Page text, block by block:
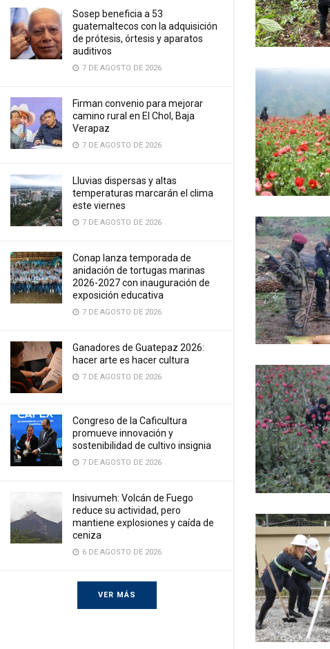
Sosep beneficia a 53
guatemaltecos con la adquisición
de prótesis, órtesis y aparatos
auditivos
7 DE AGOSTO DE 2026
Firman convenio para mejorar
camino rural en El Chol, Baja
Verapaz
7 DE AGOSTO DE 2026
Lluvias dispersas y altas
temperaturas marcarán el clima
este viernes
7 DE AGOSTO DE 2026
Conap lanza temporada de
anidación de tortugas marinas
2026-2027 con inauguración de
exposición educativa
7 DE AGOSTO DE 2026
Ganadores de Guatepaz 2026:
hacer arte es hacer cultura
7 DE AGOSTO DE 2026
Congreso de la Caficultura
promueve innovación y
sostenibilidad de cultivo insignia
7 DE AGOSTO DE 2026
Insivumeh: Volcán de Fuego
reduce su actividad, pero
mantiene explosiones y caída de
ceniza
6 DE AGOSTO DE 2026
VER MÁS